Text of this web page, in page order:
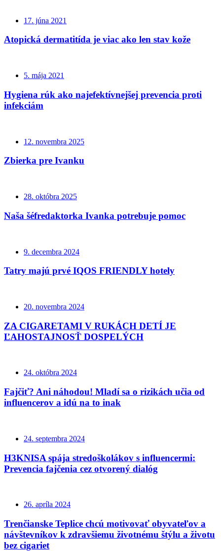
17. júna 2021
Atopická dermatitída je viac ako len stav kože
5. mája 2021
Hygiena rúk ako najefektívnejšej prevencia proti
infekciám
12. novembra 2025
Zbierka pre Ivanku
28. októbra 2025
Naša šéfredaktorka Ivanka potrebuje pomoc
9. decembra 2024
Tatry majú prvé IQOS FRIENDLY hotely
20. novembra 2024
ZA CIGARETAMI V RUKÁCH DETÍ JE
ĽAHOSTAJNOSŤ DOSPELÝCH
24. októbra 2024
Fajčiť? Ani náhodou! Mladí sa o rizikách učia od
influencerov a idú na to inak
24. septembra 2024
H3KNISA spája stredoškolákov s influencermi:
Prevencia fajčenia cez otvorený dialóg
26. apríla 2024
Trenčianske Teplice chcú motivovať obyvateľov a
návštevníkov k zdravšiemu životnému štýlu a životu
bez cigariet